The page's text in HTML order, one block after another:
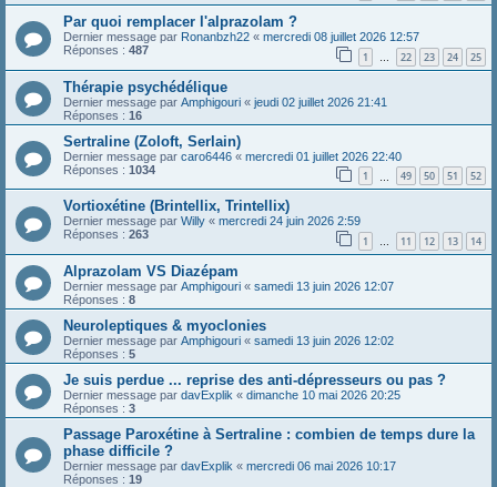
Par quoi remplacer l'alprazolam ?
Dernier message par Ronanbzh22 « mercredi 08 juillet 2026 12:57
Réponses : 487 1 … 22 23 24 25
Thérapie psychédélique
Dernier message par Amphigouri « jeudi 02 juillet 2026 21:41
Réponses : 16
Sertraline (Zoloft, Serlain)
Dernier message par caro6446 « mercredi 01 juillet 2026 22:40
Réponses : 1034 1 49 50 51 52
Vortioxétine (Brintellix, Trintellix)
Dernier message par Willy « mercredi 24 juin 2026 2:59
Réponses : 263 1 … 11 12 13 14
Alprazolam VS Diazépam
Dernier message par Amphigouri « samedi 13 juin 2026 12:07
Réponses : 8
Neuroleptiques & myoclonies
Dernier message par Amphigouri « samedi 13 juin 2026 12:02
Réponses : 5
Je suis perdue ... reprise des anti-dépresseurs ou pas ?
Dernier message par davExplik « dimanche 10 mai 2026 20:25
Réponses : 3
Passage Paroxétine à Sertraline : combien de temps dure la
phase difficile ?
Dernier message par davExplik « mercredi 06 mai 2026 10:17
Réponses : 19